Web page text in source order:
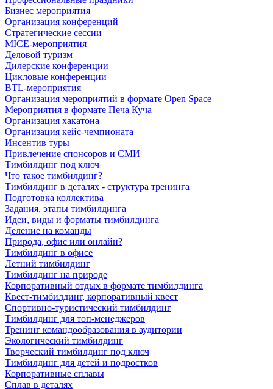
Бизнес мероприятия
Организация конференций
Стратегические сессии
MICE-мероприятия
Деловой туризм
Дилерские конференции
Цикловые конференции
BTL-мероприятия
Организация мероприятий в формате Open Space
Мероприятия в формате Печа Куча
Организация хакатона
Организация кейс-чемпионата
Инсентив туры
Привлечение спонсоров и СМИ
Тимбилдинг под ключ
Что такое тимбилдинг?
Тимбилдинг в деталях - структура тренинга
Подготовка коллектива
Задания, этапы тимбилдинга
Идеи, виды и форматы тимбилдинга
Деление на команды
Природа, офис или онлайн?
Тимбилдинг в офисе
Летний тимбилдинг
Тимбилдинг на природе
Корпоративный отдых в формате тимбилдинга
Квест-тимбилдинг, корпоративный квест
Спортивно-туристический тимбилдинг
Тимбилдинг для топ-менеджеров
Тренинг командообразования в аудитории
Экологический тимбилдинг
Творческий тимбилдинг под ключ
Тимбилдинг для детей и подростков
Корпоративные сплавы
Сплав в деталях